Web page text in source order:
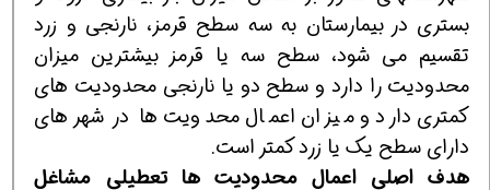
بستری در بیمارستان به سه سطح قرمز، نارنجی و زرد
تقسیم می شود، سطح سه یا قرمز بیشترین میزان
محدودیت را دارد و سطح دو یا نارنجی محدودیت های
کمتری دارد و میزان اعمال محدویت ها در شهرهای
دارای سطح یک یا زرد کمتر است.
هدف اصلی اعمال محدودیت ها تعطیلی مشاغل